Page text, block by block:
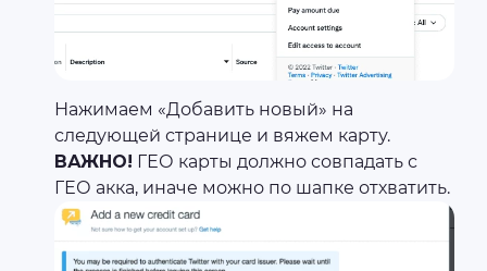
Нажимаем «Добавить новый» на
следующей странице и вяжем карту.
ВАЖНО! ГЕО карты должно совпадать с
ГЕО акка, иначе можно по шапке отхватить.